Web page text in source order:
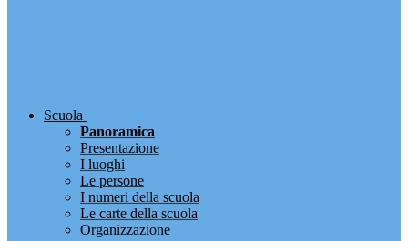
Scuola
Panoramica
Presentazione
I luoghi
Le persone
I numeri della scuola
Le carte della scuola
Organizzazione